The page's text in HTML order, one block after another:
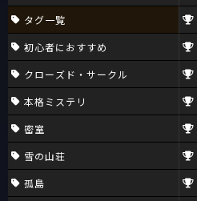
タグ一覧
初心者におすすめ
クローズド・サークル
本格ミステリ
密室
雪の山荘
孤島